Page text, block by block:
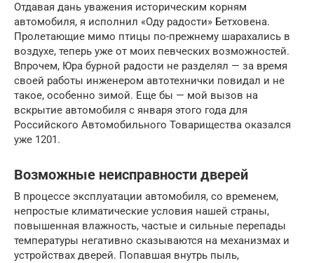
Отдавая дань уважения историческим корням
автомобиля, я исполнил «Оду радости» Бетховена.
Пролетающие мимо птицы по-прежнему шарахались в
воздухе, теперь уже от моих певческих возможностей.
Впрочем, Юра бурной радости не разделял — за время
своей работы инженером автотехнички повидал и не
такое, особенно зимой. Еще бы — мой вызов на
вскрытие автомобиля с января этого года для
Российского Автомобильного Товарищества оказался
уже 1201.
Возможные неисправности дверей
В процессе эксплуатации автомобиля, со временем,
непростые климатические условия нашей страны,
повышенная влажность, частые и сильные перепады
температуры негативно сказываются на механизмах и
устройствах дверей. Попавшая внутрь пыль,